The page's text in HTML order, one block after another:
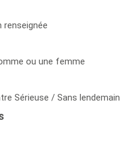
ou une femme
Sérieuse / Sans lendemain